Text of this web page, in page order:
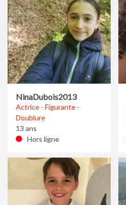
NinaDubois2013
Actrice - Figurante -
Doublure
13 ans
Hors ligne